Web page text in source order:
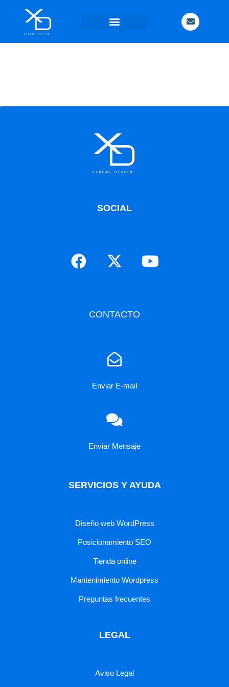
Contacta
SOCIAL
CONTACTO
Enviar E-mail
Enviar Mensaje
SERVICIOS Y AYUDA
Diseño web WordPress
Posicionamiento SEO
Tienda online
Mantenimiento Wordpress
Preguntas frecuentes
LEGAL
Aviso Legal